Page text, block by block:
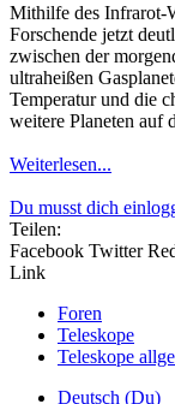
Mithilfe des Infrarot-
Forschende jetzt
zwischen der
ultraheißen
Temperatur und die
weitere Planeten auf
Weiterlesen...
Du musst dich
Teilen:
Facebook Twitter
Link
Foren
Teleskope
Teleskope
Deutsch (Du)